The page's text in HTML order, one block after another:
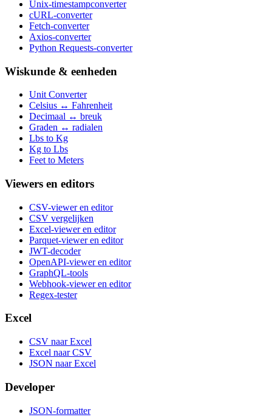
Unix-timestampconverter
cURL-converter
Fetch-converter
Axios-converter
Python Requests-converter
Wiskunde & eenheden
Unit Converter
Celsius ↔ Fahrenheit
Decimaal ↔ breuk
Graden ↔ radialen
Lbs to Kg
Kg to Lbs
Feet to Meters
Viewers en editors
CSV-viewer en editor
CSV vergelijken
Excel-viewer en editor
Parquet-viewer en editor
JWT-decoder
OpenAPI-viewer en editor
GraphQL-tools
Webhook-viewer en editor
Regex-tester
Excel
CSV naar Excel
Excel naar CSV
JSON naar Excel
Developer
JSON-formatter